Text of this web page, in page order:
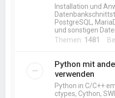
Installation und
PostgreSQL,
und sonstigen
Themen: 1481
Python mit
verwenden
Python in C/C++
ctypes, Cython,